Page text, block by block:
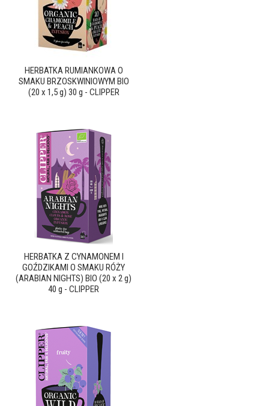
HERBATKA RUMIANKOWA O
SMAKU BRZOSKWINIOWYM BIO
(20 x 1,5 g) 30 g - CLIPPER
HERBATKA Z CYNAMONEM I
GOŹDZIKAMI O SMAKU RÓŻY
(ARABIAN NIGHTS) BIO (20 x 2 g)
40 g - CLIPPER